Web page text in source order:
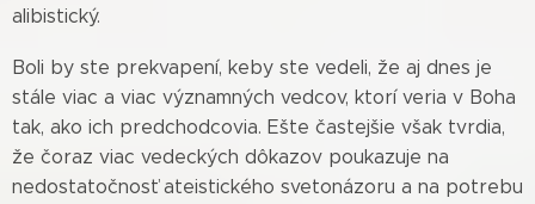
alibistický.
Boli by ste prekvapení, keby ste vedeli, že aj dnes je
stále viac a viac významných vedcov, ktorí veria v Boha
tak, ako ich predchodcovia. Ešte častejšie však tvrdia,
že čoraz viac vedeckých dôkazov poukazuje na
nedostatočnosť ateistického svetonázoru a na potrebu